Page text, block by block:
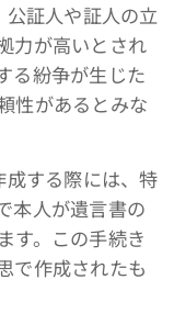
証人や証人の立
力が高いとされ
る紛争が生じた
性があるとみな
する際には、特
本人が遺言書の
す。この手続き
で作成されたも